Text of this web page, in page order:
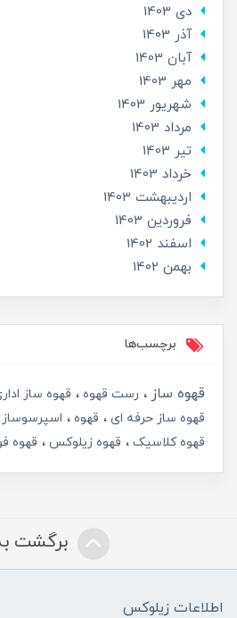
دی 1403
آذر 1403
آبان 1403
مهر 1403
شهریور 1403
مرداد 1403
تير 1403
خرداد 1403
ارديبهشت 1403
فروردین 1403
اسفند 1402
بهمن 1402
برچسب‌ها
قهوه ساز رست قهوه قهوه ساز
قهوه ساز حرفه ای
قهوه
قهوه کلاسیک
قهوه زیلوکس قهوه
برگشت
اطلاعات زیلوکس